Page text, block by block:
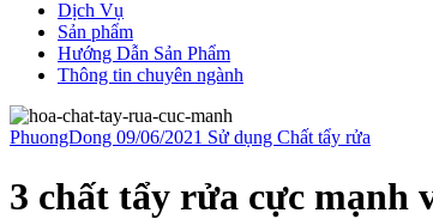
Dịch Vụ
Sản phẩm
Hướng Dẫn Sản Phẩm
Thông tin chuyên ngành
PhuongDong 09/06/2021 Sử dụng Chất tẩy rửa
3 chất tẩy rửa cực mạnh